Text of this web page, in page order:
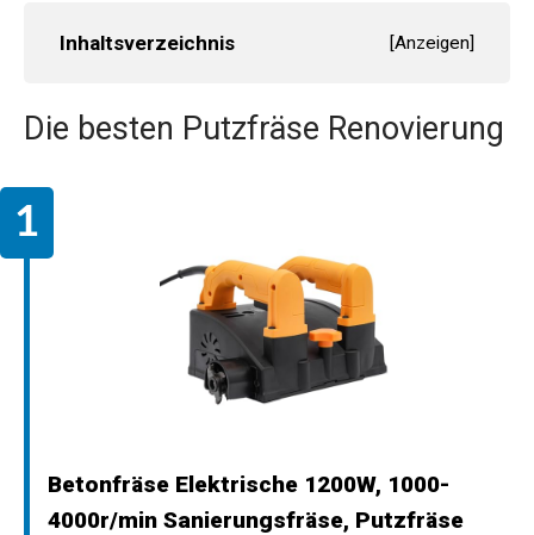
Inhaltsverzeichnis [Anzeigen]
Die besten Putzfräse Renovierung
Betonfräse Elektrische 1200W, 1000-
4000r/min Sanierungsfräse, Putzfräse